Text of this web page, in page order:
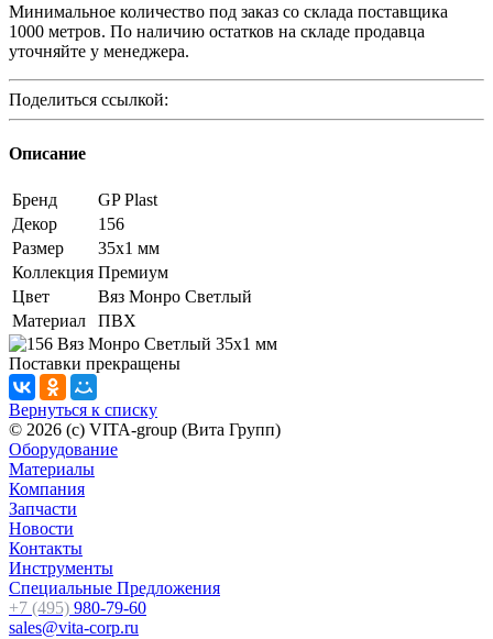
Минимальное количество под заказ со склада поставщика
1000 метров. По наличию остатков на складе продавца
уточняйте у менеджера.
Поделиться ссылкой:
Описание
Бренд
GP Plast
Декор
156
Размер
35x1 мм
Коллекция Премиум
Цвет
Вяз Монро Светлый
Материал
ПВХ
Поставки прекращены
Вернуться к списку
© 2026 (c) VITA-group (Вита Групп)
Оборудование
Материалы
Компания
Запчасти
Новости
Контакты
Инструменты
Специальные Предложения
+7 (495) 980-79-60
sales@vita-corp.ru